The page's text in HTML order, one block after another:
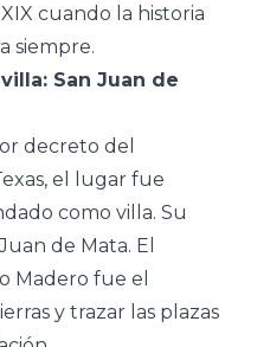
cuando la historia
siempre.
San Juan de
decreto del
el lugar fue
como villa. Su
de Mata. El
Madero fue el
y trazar las plazas